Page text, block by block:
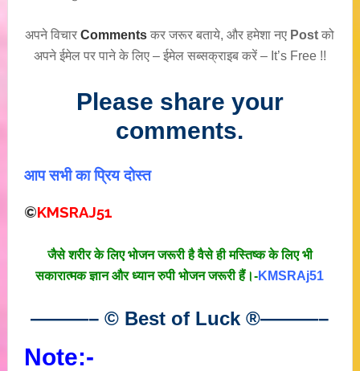
अपने विचारComments कर जरूर बताये, और हमेशा नए Post को
अपने ईमेल पर पाने के लिए – ईमेल सब्सक्राइब करें – It’s Free !!
Please share your
comments.
आप सभी का प्रिय दोस्त
©KMSRAJ51
जैसे शरीर के लिए भोजन जरूरी है वैसे ही मस्तिष्क के लिए भी
सकारात्मक ज्ञान और ध्यान रुपी भोजन जरूरी हैं।-KMSRAj51
———– © Best of Luck®———–
Note:-